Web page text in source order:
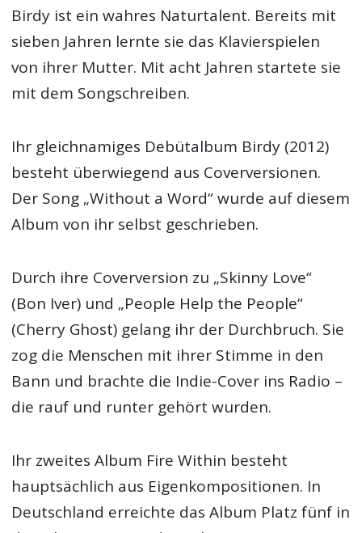
Birdy ist ein wahres Naturtalent. Bereits mit
sieben Jahren lernte sie das Klavierspielen
von ihrer Mutter. Mit acht Jahren startete sie
mit dem Songschreiben.
Ihr gleichnamiges Debütalbum Birdy (2012)
besteht überwiegend aus Coverversionen.
Der Song „Without a Word“ wurde auf diesem
Album von ihr selbst geschrieben.
Durch ihre Coverversion zu „Skinny Love“
(Bon Iver) und „People Help the People“
(Cherry Ghost) gelang ihr der Durchbruch. Sie
zog die Menschen mit ihrer Stimme in den
Bann und brachte die Indie-Cover ins Radio –
die rauf und runter gehört wurden.
Ihr zweites Album Fire Within besteht
hauptsächlich aus Eigenkompositionen. In
Deutschland erreichte das Album Platz fünf in